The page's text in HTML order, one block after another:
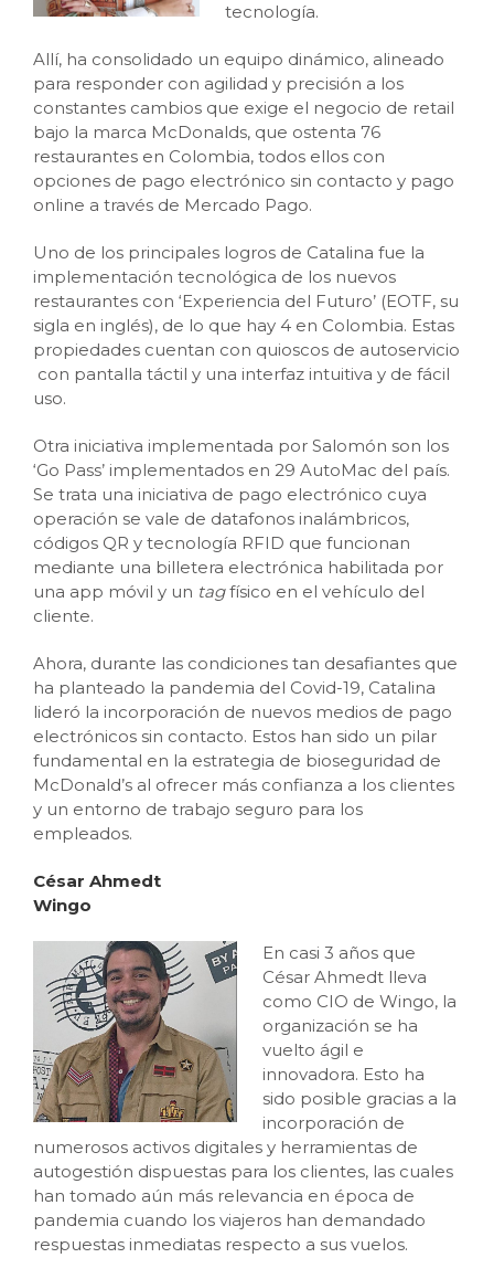
tecnología.
Allí, ha consolidado un equipo dinámico, alineado
para responder con agilidad y precisión a los
constantes cambios que exige el negocio de retail
bajo la marca McDonalds, que ostenta 76
restaurantes en Colombia, todos ellos con
opciones de pago electrónico sin contacto y pago
online a través de Mercado Pago.
Uno de los principales logros de Catalina fue la
implementación tecnológica de los nuevos
restaurantes con ‘Experiencia del Futuro’ (EOTF, su
sigla en inglés), de lo que hay 4 en Colombia. Estas
propiedades cuentan con quioscos de autoservicio
con pantalla táctil y una interfaz intuitiva y de fácil
uso.
Otra iniciativa implementada por Salomón son los
‘Go Pass’ implementados en 29 AutoMac del país.
Se trata una iniciativa de pago electrónico cuya
operación se vale de datafonos inalámbricos,
códigos QR y tecnología RFID que funcionan
mediante una billetera electrónica habilitada por
una app móvil y un tagfísico en el vehículo del
cliente.
Ahora, durante las condiciones tan desafiantes que
ha planteado la pandemia del Covid-19, Catalina
lideró la incorporación de nuevos medios de pago
electrónicos sin contacto. Estos han sido un pilar
fundamental en la estrategia de bioseguridad de
McDonald’s al ofrecer más confianza a los clientes
y un entorno de trabajo seguro para los
empleados.
César Ahmedt
Wingo
En casi 3 años que
César Ahmedt lleva
como CIO de Wingo, la
organización se ha
vuelto ágil e
innovadora. Esto ha
sido posible gracias a la
incorporación de
numerosos activos digitales y herramientas de
autogestión dispuestas para los clientes, las cuales
han tomado aún más relevancia en época de
pandemia cuando los viajeros han demandado
respuestas inmediatas respecto a sus vuelos.